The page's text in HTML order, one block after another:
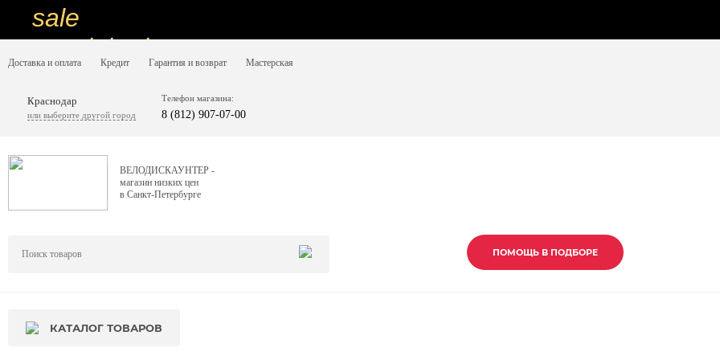
sale
special price
ну очень
вот дешево
sale
sale
Доставка и оплата Кредит Гарантия и возврат Мастерская
Краснодар
или выберите другой город
Телефон магазина:
8 (812) 907-07-00
ВЕЛОДИСКАУНТЕР -
магазин низких цен
в Санкт-Петербурге
ПОМОЩЬ В ПОДБОРЕ
ПОМОЩЬ В ПОДБОРЕ
ПОМОЩЬ В ПОДБОРЕ
КАТАЛОГ ТОВАРОВ